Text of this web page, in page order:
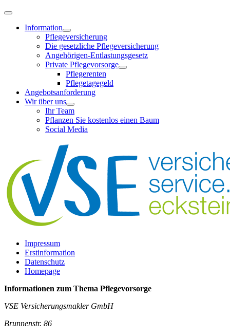
Information
Pflegeversicherung
Die gesetzliche Pflegeversicherung
Angehörigen-Entlastungsgesetz
Private Pflegevorsorge
Pflegerenten
Pflegetagegeld
Angebotsanforderung
Wir über uns
Ihr Team
Pflanzen Sie kostenlos einen Baum
Social Media
Impressum
Erstinformation
Datenschutz
Homepage
Informationen zum Thema Pflegevorsorge
VSE Versicherungsmakler GmbH
Brunnenstr. 86